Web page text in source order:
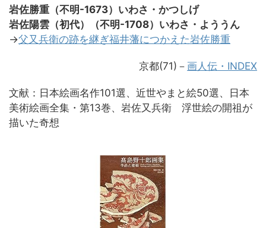
岩佐勝重（不明-1673）いわさ・かつしげ
岩佐陽雲（初代）（不明-1708）いわさ・よううん
→父又兵衛の跡を継ぎ福井藩につかえた岩佐勝重
京都(71)－ 画人伝・INDEX
文献：日本絵画名作101選、近世やまと絵50選、日本
美術絵画全集・第13巻、岩佐又兵衛 浮世絵の開祖が
描いた奇想